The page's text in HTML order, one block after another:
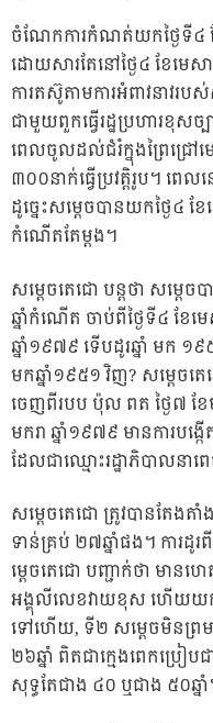
ចំណែកការកំណត់យកថ្ងៃទី៤ ខ
ដោយសារតែ​នៅថ្ងៃ៤ ខែមេស
ការតស៊ូតាម​ការអំពាវនាវរប
ជាមួយពួកធ្វើរដ្ឋប្រហារខុស
ពេលចូលដល់ជំរំក្នុងព្រៃជ្រៅ
៣០០នាក់ធ្វើប្រវត្តិរូប។ ពេ
ដូច្នេះសម្តេច​បានយក​ថ្ងៃ៤ ខ
កំណើតតែម្តង។
សម្តេចតេជោ បន្តថា សម្តេចប
ឆ្នាំកំណើត ចាប់ពីថ្ងៃទី៤ ខែ
ឆ្នាំ១៩៧៩ ទើបដូរឆ្នាំ មក ១
មកឆ្នាំ១៩៥១ វិញ? សម្តេចតេ
ចេញពីរបប ប៉ុល ពត ថ្ងៃ៧ ខែ
មករា ឆ្នាំ១៩៧៩ មានការបង្ក
ដែលជាឈ្មោះរដ្ឋាភិបាលនា
សម្តេចតេជោ ត្រូវបានតែងតាំ
ទាន់គ្រប់ ២៧ឆ្នាំផង។ ការដូ
ម្តេចតេជោ បញ្ជាក់ថា មាន
អង្គុលីលេខវាយខុស ហើយយក​ទ
ទៅហើយ, ទី២ សម្តេច​មិនព្រម
២៦ឆ្នាំ ពិតជាក្មេងពេកប្រៀ
សុទ្ធតែជាង ៤០ ឬជាង ៥០ឆ្ន